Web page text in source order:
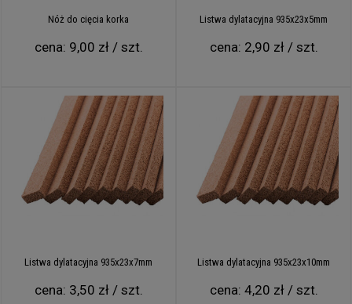
Nóż do cięcia korka
cena: 9,00 zł / szt.
Listwa dylatacyjna 935x23x5mm
cena: 2,90 zł / szt.
Listwa dylatacyjna 935x23x7mm
cena: 3,50 zł / szt.
Listwa dylatacyjna 935x23x10mm
cena: 4,20 zł / szt.